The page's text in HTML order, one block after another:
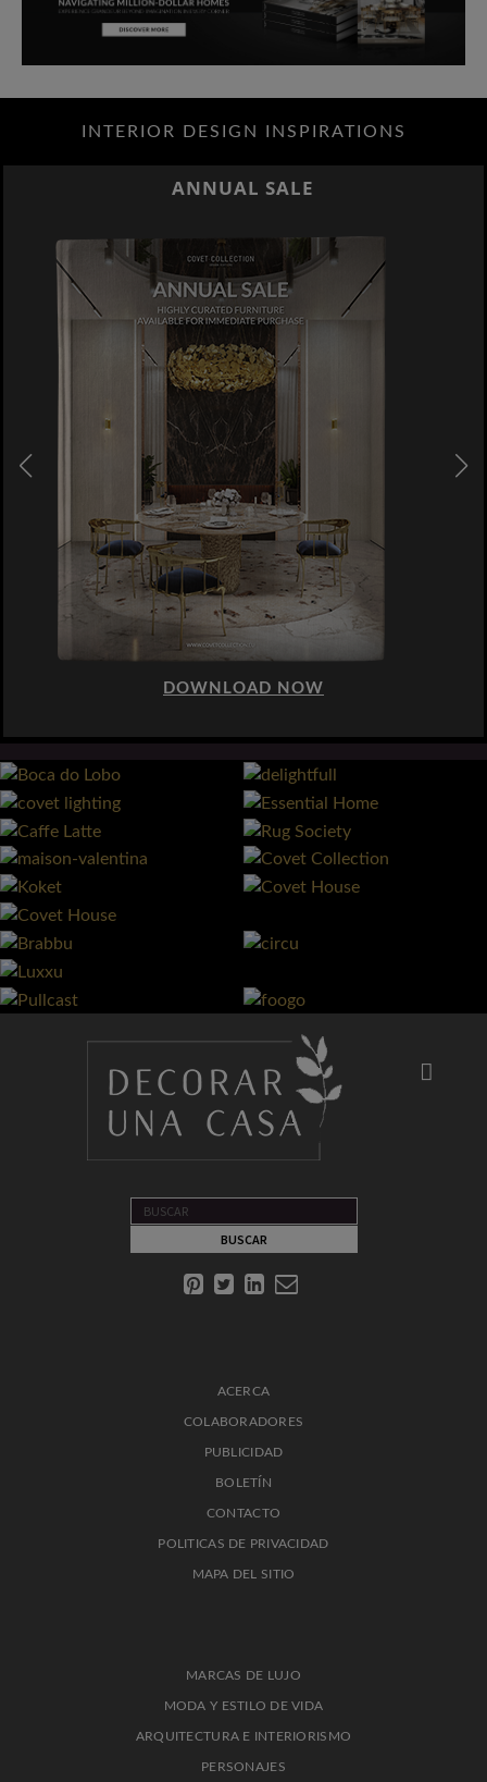
INTERIOR DESIGN INSPIRATIONS
ANNUAL SALE
DOWNLOAD NOW
ACERCA
COLABORADORES
PUBLICIDAD
BOLETÍN
CONTACTO
POLITICAS DE PRIVACIDAD
MAPA DEL SITIO
MARCAS DE LUJO
MODA Y ESTILO DE VIDA
ARQUITECTURA E INTERIORISMO
PERSONAJES